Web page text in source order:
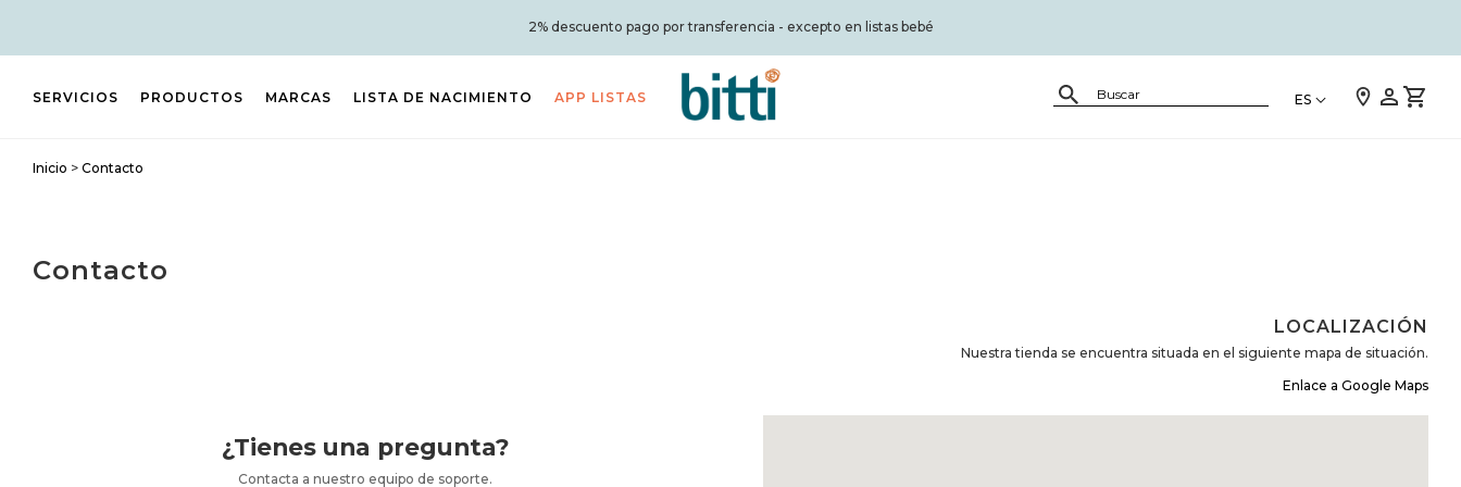
2% descuento pago por transferencia - excepto en listas bebé
SERVICIOS PRODUCTOS MARCAS LISTA DE NACIMIENTO APP LISTAS ES
Inicio > Contacto
Contacto
¿Tienes una pregunta?
Contacta a nuestro equipo de soporte.
LOCALIZACIÓN
Nuestra tienda se encuentra situada en el siguiente mapa de situación.
Enlace a Google Maps